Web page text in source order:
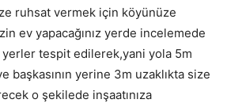
ruhsat vermek için köyünüze
ev yapacağınız yerde incelemede
yerler tespit edilerek,yani yola 5m
başkasının yerine 3m uzaklıkta size
o şekilede inşaatınıza